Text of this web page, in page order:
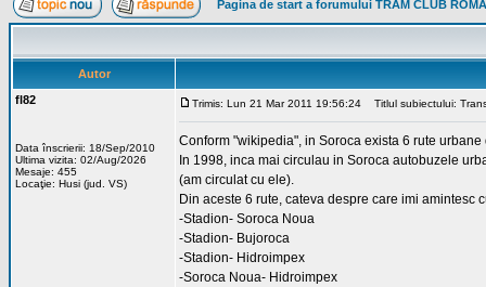
Pagina de start a forumului TRAM CLUB
Autor
fl82
Data înscrierii: 18/Sep/2010
Ultima vizita: 02/Aug/2026
Mesaje: 455
Locaţie: Husi (jud. VS)
Trimis: Lun 21 Mar 2011 19:56:24 Titlul subiectului:
Conform "wikipedia", in Soroca exista 6 rute
In 1998, inca mai circulau in Soroca autobuzele
(am circulat cu ele).
Din aceste 6 rute, cateva despre care imi amintesc
-Stadion- Soroca Noua
-Stadion- Bujoroca
-Stadion- Hidroimpex
-Soroca Noua- Hidroimpex